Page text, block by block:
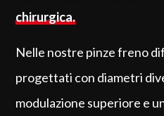
chirurgica.
Nelle nostre pinze freno
progettati con diametri
modulazione superiore e